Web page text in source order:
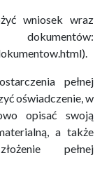
wniosek wraz
pełnej
oświadczenie, w
opisać swoją
a także
pełnej